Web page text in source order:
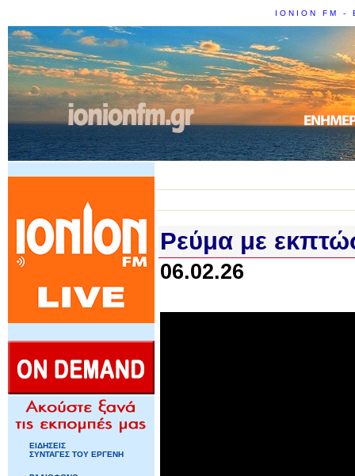
IONION FM -
ΕΙΔΗΣΕΙΣ
ΣΥΝΤΑΓΕΣ ΤΟΥ ΕΡΓΕΝΗ
Ρεύμα με
06.02.26